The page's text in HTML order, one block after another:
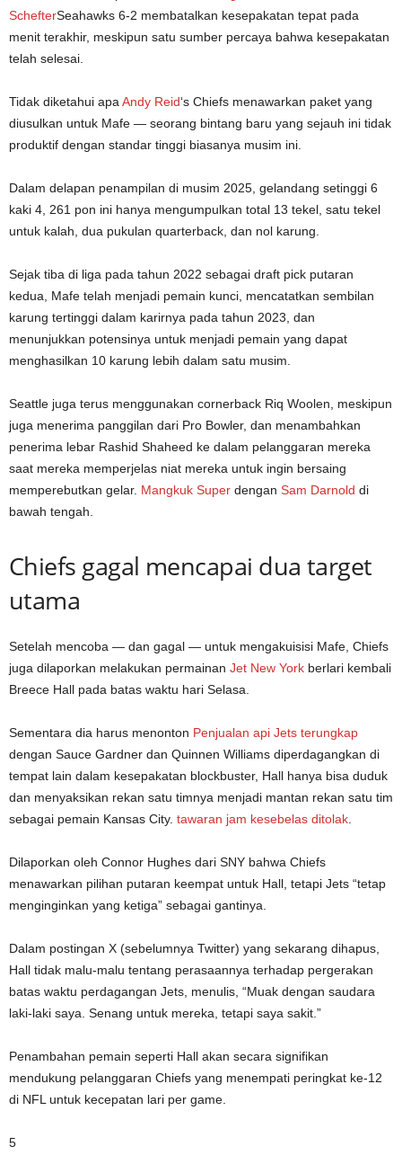
SchefterSeahawks 6-2 membatalkan kesepakatan tepat pada
menit terakhir, meskipun satu sumber percaya bahwa kesepakatan
telah selesai.
Tidak diketahui apa Andy Reid‘s Chiefs menawarkan paket yang
diusulkan untuk Mafe — seorang bintang baru yang sejauh ini tidak
produktif dengan standar tinggi biasanya musim ini.
Dalam delapan penampilan di musim 2025, gelandang setinggi 6
kaki 4, 261 pon ini hanya mengumpulkan total 13 tekel, satu tekel
untuk kalah, dua pukulan quarterback, dan nol karung.
Sejak tiba di liga pada tahun 2022 sebagai draft pick putaran
kedua, Mafe telah menjadi pemain kunci, mencatatkan sembilan
karung tertinggi dalam karirnya pada tahun 2023, dan
menunjukkan potensinya untuk menjadi pemain yang dapat
menghasilkan 10 karung lebih dalam satu musim.
Seattle juga terus menggunakan cornerback Riq Woolen, meskipun
juga menerima panggilan dari Pro Bowler, dan menambahkan
penerima lebar Rashid Shaheed ke dalam pelanggaran mereka
saat mereka memperjelas niat mereka untuk ingin bersaing
memperebutkan gelar. Mangkuk Super dengan Sam Darnold di
bawah tengah.
Chiefs gagal mencapai dua target
utama
Setelah mencoba — dan gagal — untuk mengakuisisi Mafe, Chiefs
juga dilaporkan melakukan permainan Jet New York berlari kembali
Breece Hall pada batas waktu hari Selasa.
Sementara dia harus menonton Penjualan api Jets terungkap
dengan Sauce Gardner dan Quinnen Williams diperdagangkan di
tempat lain dalam kesepakatan blockbuster, Hall hanya bisa duduk
dan menyaksikan rekan satu timnya menjadi mantan rekan satu tim
sebagai pemain Kansas City. tawaran jam kesebelas ditolak
Dilaporkan oleh Connor Hughes dari SNY bahwa Chiefs
menawarkan pilihan putaran keempat untuk Hall, tetapi Jets “tetap
menginginkan yang ketiga” sebagai gantinya.
Dalam postingan X (sebelumnya Twitter) yang sekarang dihapus,
Hall tidak malu-malu tentang perasaannya terhadap pergerakan
batas waktu perdagangan Jets, menulis, “Muak dengan saudara
laki-laki saya. Senang untuk mereka, tetapi saya sakit.”
Penambahan pemain seperti Hall akan secara signifikan
mendukung pelanggaran Chiefs yang menempati peringkat ke-12
di NFL untuk kecepatan lari per game.
5